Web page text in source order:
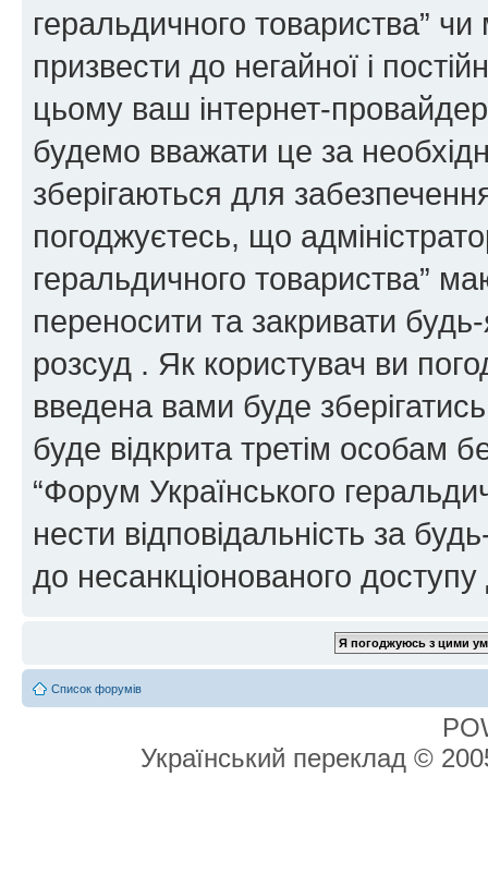
геральдичного товариства”
призвести до негайної і
цьому ваш інтернет-
будемо вважати це за
зберігаються для
погоджуєтесь, що
геральдичного товариства”
переносити та закривати
розсуд . Як користувач ви
введена вами буде
буде відкрита третім особам
“Форум Українського
нести відповідальність за
до несанкціонованого доступу
Список форумів
Український переклад ©